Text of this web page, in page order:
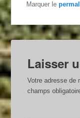
Marquer le
Laisser
Votre adresse de
champs